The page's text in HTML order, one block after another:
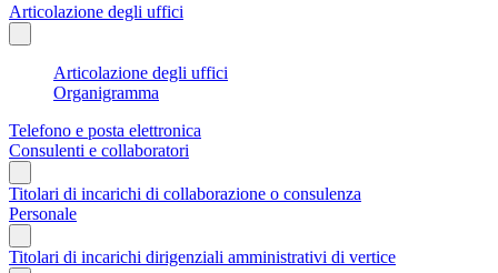
Articolazione degli uffici
Articolazione degli uffici
Organigramma
Telefono e posta elettronica
Consulenti e collaboratori
Titolari di incarichi di collaborazione o consulenza
Personale
Titolari di incarichi dirigenziali amministrativi di vertice